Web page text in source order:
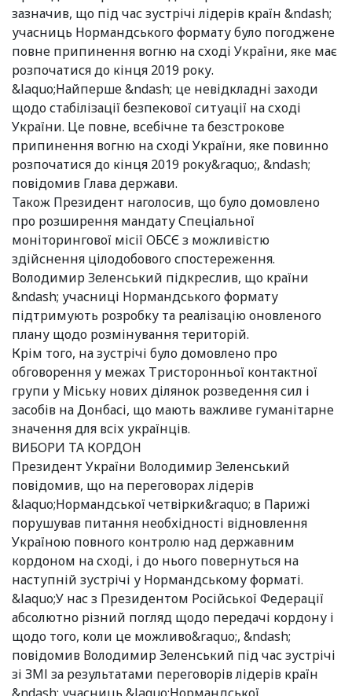
зазначив, що під час зустрічі лідерів країн &ndash;
учасниць Нормандського формату було погоджене
повне припинення вогню на сході України, яке має
розпочатися до кінця 2019 року.
&laquo;Найперше &ndash; це невідкладні заходи
щодо стабілізації безпекової ситуації на сході
України. Це повне, всебічне та безстрокове
припинення вогню на сході України, яке повинно
розпочатися до кінця 2019 року&raquo;, &ndash;
повідомив Глава держави.
Також Президент наголосив, що було домовлено
про розширення мандату Спеціальної
моніторингової місії ОБСЄ з можливістю
здійснення цілодобового спостереження.
Володимир Зеленський підкреслив, що країни
&ndash; учасниці Нормандського формату
підтримують розробку та реалізацію оновленого
плану щодо розмінування територій.
Крім того, на зустрічі було домовлено про
обговорення у межах Тристоронньої контактної
групи у Міську нових ділянок розведення сил і
засобів на Донбасі, що мають важливе гуманітарне
значення для всіх українців.
ВИБОРИ ТА КОРДОН
Президент України Володимир Зеленський
повідомив, що на переговорах лідерів
&laquo;Нормандської четвірки&raquo; в Парижі
порушував питання необхідності відновлення
Україною повного контролю над державним
кордоном на сході, і до нього повернуться на
наступній зустрічі у Нормандському форматі.
&laquo;У нас з Президентом Російської Федерації
абсолютно різний погляд щодо передачі кордону і
щодо того, коли це можливо&raquo;, &ndash;
повідомив Володимир Зеленський під час зустрічі
зі ЗМІ за результатами переговорів лідерів країн